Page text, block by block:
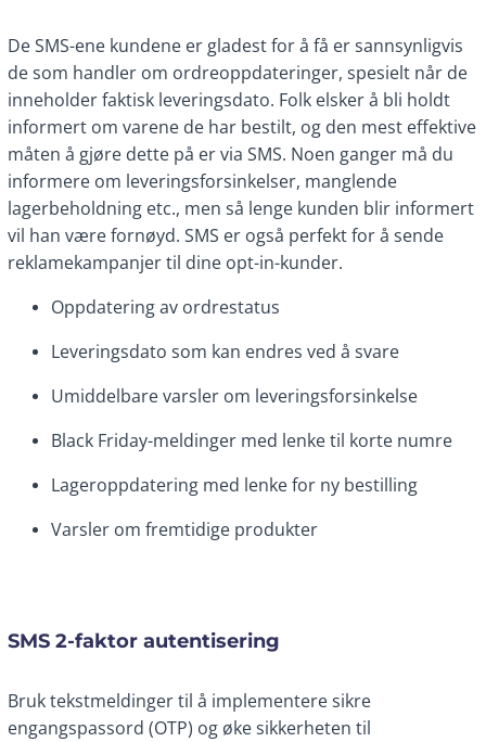
De SMS-ene kundene er gladest for å få er sannsynligvis
de som handler om ordreoppdateringer, spesielt når de
inneholder faktisk leveringsdato. Folk elsker å bli holdt
informert om varene de har bestilt, og den mest effektive
måten å gjøre dette på er via SMS. Noen ganger må du
informere om leveringsforsinkelser, manglende
lagerbeholdning etc., men så lenge kunden blir informert
vil han være fornøyd. SMS er også perfekt for å sende
reklamekampanjer til dine opt-in-kunder.
Oppdatering av ordrestatus
Leveringsdato som kan endres ved å svare
Umiddelbare varsler om leveringsforsinkelse
Black Friday-meldinger med lenke til korte numre
Lageroppdatering med lenke for ny bestilling
Varsler om fremtidige produkter
SMS 2-faktor autentisering
Bruk tekstmeldinger til å implementere sikre
engangspassord (OTP) og øke sikkerheten til